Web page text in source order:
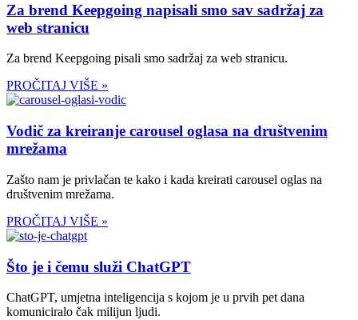
Za brend Keepgoing napisali smo sav sadržaj za
web stranicu
Za brend Keepgoing pisali smo sadržaj za web stranicu.
PROČITAJ VIŠE »
Vodič za kreiranje carousel oglasa na društvenim
mrežama
Zašto nam je privlačan te kako i kada kreirati carousel oglas na
društvenim mrežama.
PROČITAJ VIŠE »
Što je i čemu služi ChatGPT
ChatGPT, umjetna inteligencija s kojom je u prvih pet dana
komuniciralo čak milijun ljudi.